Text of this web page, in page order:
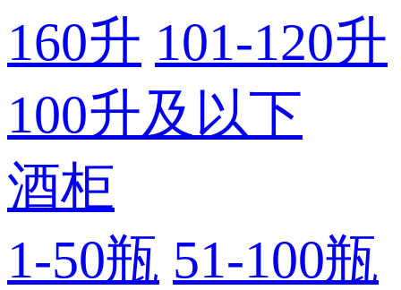
160升 101-120升
100升及以下
酒柜
1-50瓶 51-100瓶